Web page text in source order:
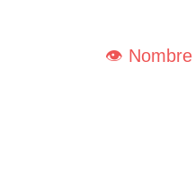
👁️ Nombre